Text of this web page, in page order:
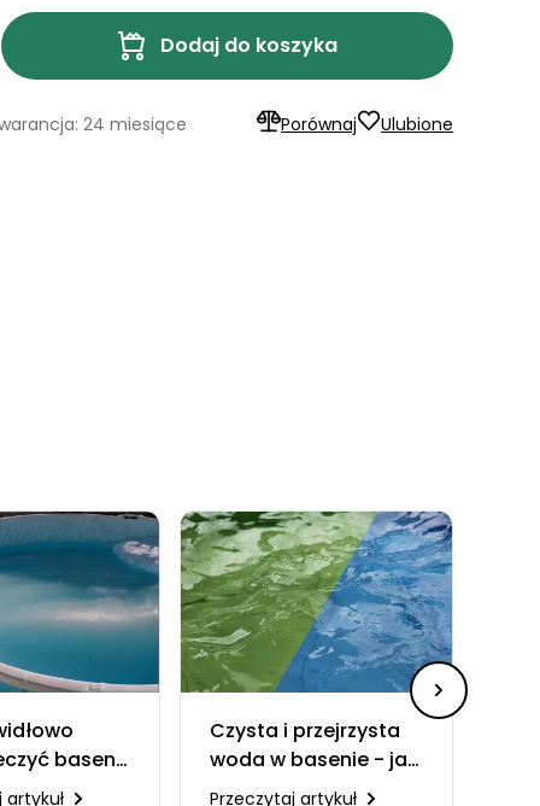
Dodaj do koszyka
Porównaj Ulubione
24 miesiące
basen
Czysta i przejrzysta
woda w basenie - jak
to zrobić?
Przeczytaj artykuł